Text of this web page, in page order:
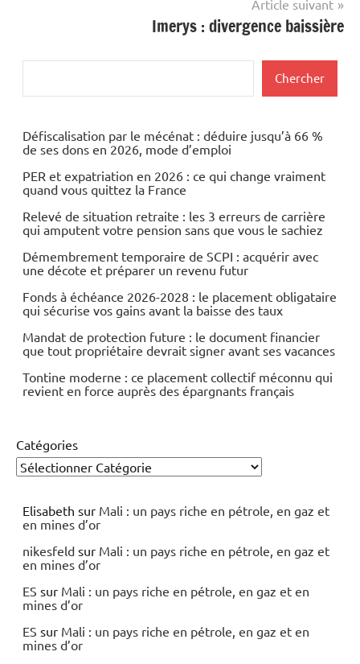
Article suivant
Imerys : divergence baissière
Chercher
Défiscalisation par le mécénat : déduire jusqu’à 66 %
de ses dons en 2026, mode d’emploi
PER et expatriation en 2026 : ce qui change vraiment
quand vous quittez la France
Relevé de situation retraite : les 3 erreurs de carrière
qui amputent votre pension sans que vous le sachiez
Démembrement temporaire de SCPI : acquérir avec
une décote et préparer un revenu futur
Fonds à échéance 2026-2028 : le placement obligataire
qui sécurise vos gains avant la baisse des taux
Mandat de protection future : le document financier
que tout propriétaire devrait signer avant ses vacances
Tontine moderne : ce placement collectif méconnu qui
revient en force auprès des épargnants français
Catégories
Elisabeth sur Mali : un pays riche en pétrole, en gaz et
en mines d’or
nikesfeld sur Mali : un pays riche en pétrole, en gaz et
en mines d’or
ES sur Mali : un pays riche en pétrole, en gaz et en
mines d’or
ES sur Mali : un pays riche en pétrole, en gaz et en
mines d’or